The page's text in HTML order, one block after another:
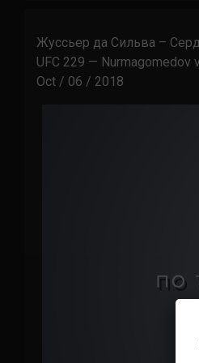
Жуссьер да Сильва –
UFC 229 — Nurmagomedov
Oct / 06 / 2018